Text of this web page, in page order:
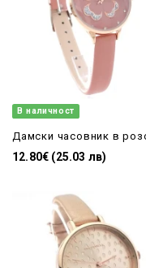
В наличност
12.80€ (25.03 лв)